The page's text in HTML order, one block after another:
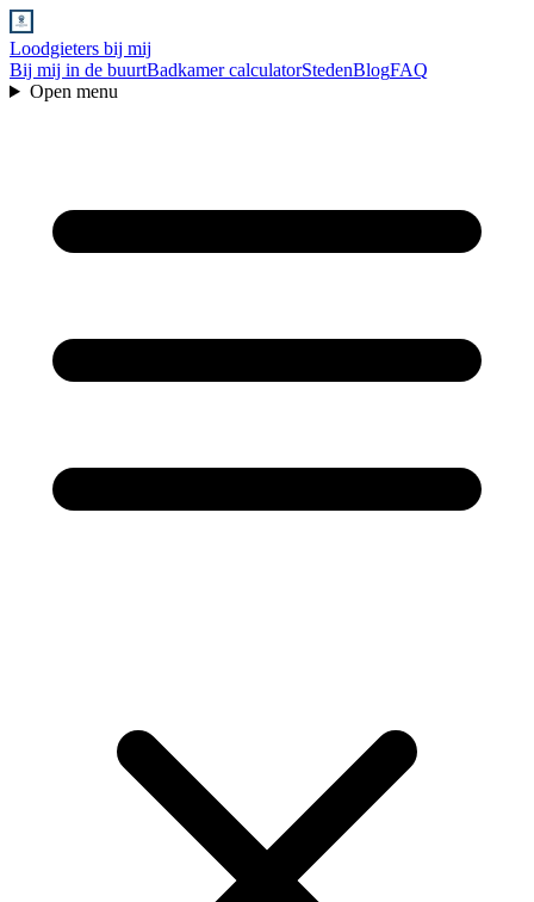
Loodgieters bij mij
Bij mij in de buurtBadkamer calculatorStedenBlogFAQ
Open menu